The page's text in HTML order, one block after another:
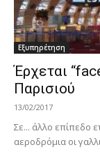
Εξυπηρέτηση
Έρχεται
Παρισιού
13/02/2017
Σε... άλλο επίπεδο
αεροδρόμια οι